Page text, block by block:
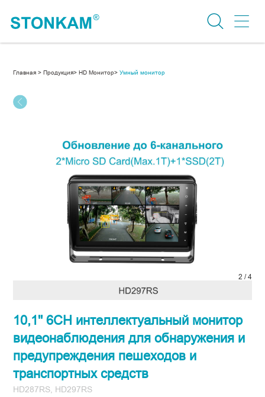
Главная > Продукция> HD Монитор> Умный монитор
3 /4
10,1'' 6CH интеллектуальный монитор
видеонаблюдения для обнаружения и
предупреждения пешеходов и
транспортных средств
HD287RS, HD297RS